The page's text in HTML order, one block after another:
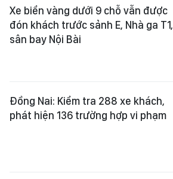
Xe biển vàng dưới 9 chỗ vẫn được
đón khách trước sảnh E, Nhà ga T1,
sân bay Nội Bài
Đồng Nai: Kiểm tra 288 xe khách,
phát hiện 136 trường hợp vi phạm